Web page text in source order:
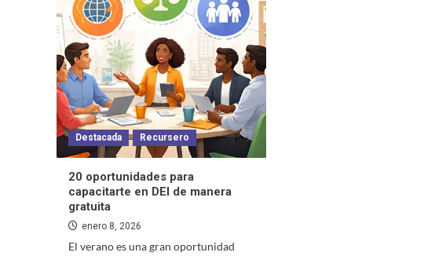
Destacada Recursero
20 oportunidades para
capacitarte en DEI de manera
gratuita
enero 8, 2026
El verano es una gran oportunidad